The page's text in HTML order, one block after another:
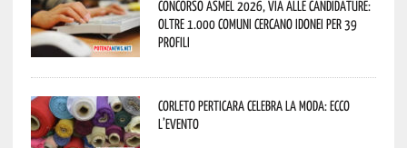
Concorso Asmel 2026, via alle candidature:
oltre 1.000 Comuni cercano idonei per 39
profili
Corleto Perticara celebra la moda: ecco
l’evento